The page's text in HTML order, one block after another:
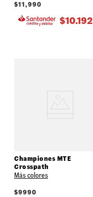
$11,990
$10.192
Championes MTE
Crosspath
Más colores
$9990